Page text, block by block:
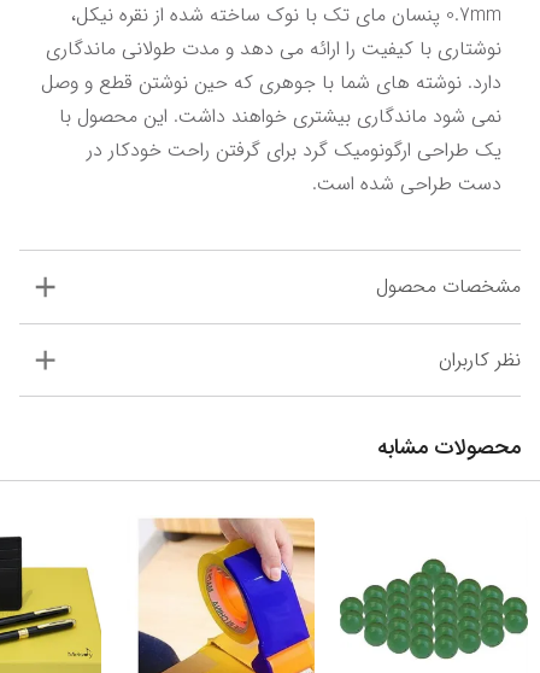
دست طراحی شده است.
مشخصات محصول
نظر کاربران
محصولات مشابه